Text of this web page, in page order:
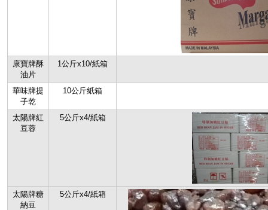
康寶牌酥
油片
1公斤x10/紙箱
華味牌提
子乾
10公斤紙箱
太陽牌紅
豆蓉
5公斤x4/紙箱
太陽牌糖
納豆
5公斤x4/紙箱